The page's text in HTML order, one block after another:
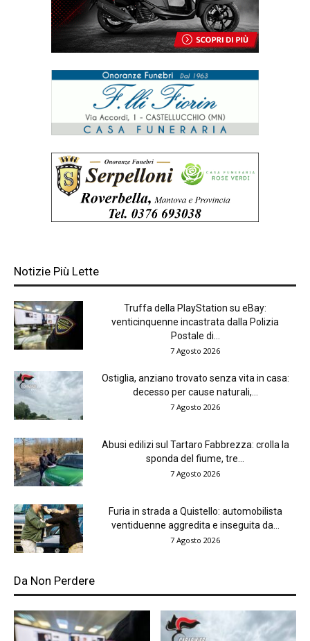
Notizie Più Lette
Truffa della PlayStation su eBay:
venticinquenne incastrata dalla Polizia
Postale di...
7 Agosto 2026
Ostiglia, anziano trovato senza vita in casa:
decesso per cause naturali,...
7 Agosto 2026
Abusi edilizi sul Tartaro Fabbrezza: crolla la
sponda del fiume, tre...
7 Agosto 2026
Furia in strada a Quistello: automobilista
ventiduenne aggredita e inseguita da...
7 Agosto 2026
Da Non Perdere